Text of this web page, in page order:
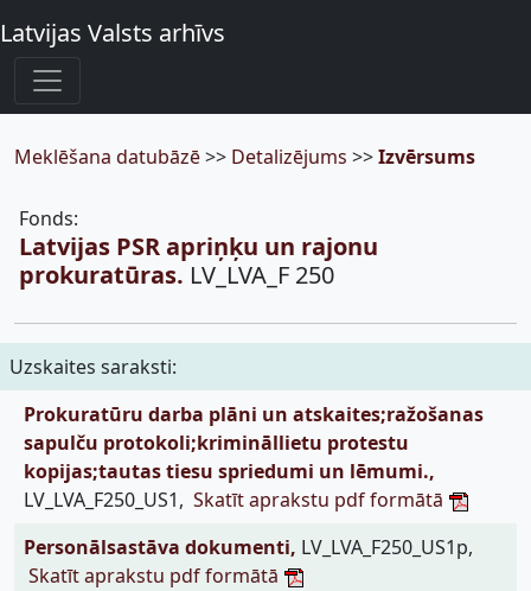
Latvijas Valsts arhīvs
Meklēšana datubāzē>> Detalizējums >>Izvērsums
Fonds:
Latvijas PSR apriņķu un rajonu
prokuratūras. LV_LVA_F 250
Uzskaites saraksti:
Prokuratūru darba plāni un atskaites;ražošanas
sapulču protokoli;krimināllietu protestu
kopijas;tautas tiesu spriedumi un lēmumi.,
LV_LVA_F250_US1, Skatīt aprakstu pdf formātā
Personālsastāva dokumenti, LV_LVA_F250_US1p,
Skatīt aprakstu pdf formātā